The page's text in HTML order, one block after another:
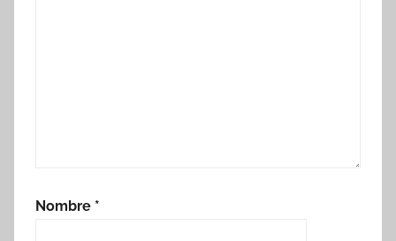
Nombre *